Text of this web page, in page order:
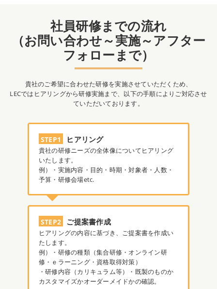
社員研修までの流れ
（お問い合わせ～実施～アフター
フォローまで）
貴社のご希望に合わせた研修を実施させていただくため、
LECではヒアリングから研修実施まで、以下の手順によりご対応させ
ていただいております。
STEP1 ヒアリング
貴社の研修ニーズの全体像についてヒアリング
いたします。
例）・実施内容・目的・時期・対象者・人数・
予算・研修会場etc.
STEP2 ご提案書作成
ヒアリングの内容に基づき、ご提案書を作成い
たします。
例）・研修の種類（集合研修・オンライン研
修・ｅラーニング・資格取得対策）
・研修内容（カリキュラム等）・既製のものか
カスタマイズかオーダーメイドかの確認。